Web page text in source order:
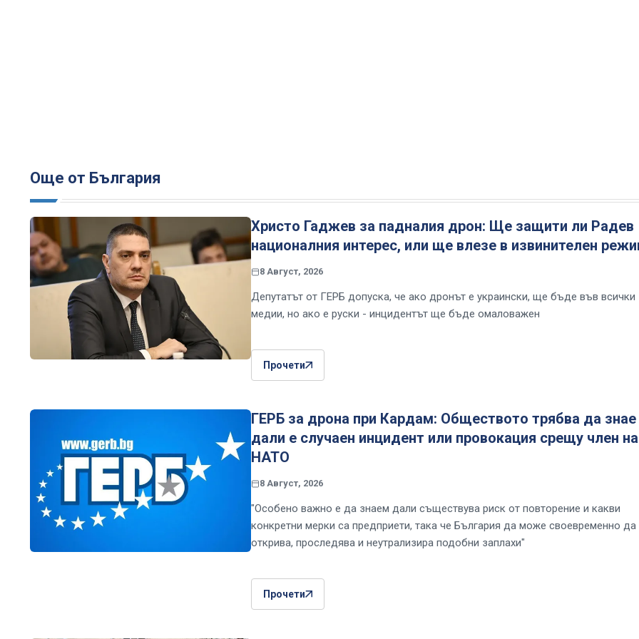
Още от България
Христо Гаджев за падналия дрон: Ще защити ли Радев
националния интерес, или ще влезе в извинителен
8 Август, 2026
Депутатът от ГЕРБ допуска, че ако дронът е украински, ще бъде във всички
медии, но ако е руски - инцидентът ще бъде омаловажен
Прочети
ГЕРБ за дрона при Кардам: Обществото трябва да знае
дали е случаен инцидент или провокация срещу член на
НАТО
8 Август, 2026
"Особено важно е да знаем дали съществува риск от повторение и какви
конкретни мерки са предприети, така че България да може своевременно да
открива, проследява и неутрализира подобни заплахи"
Прочети